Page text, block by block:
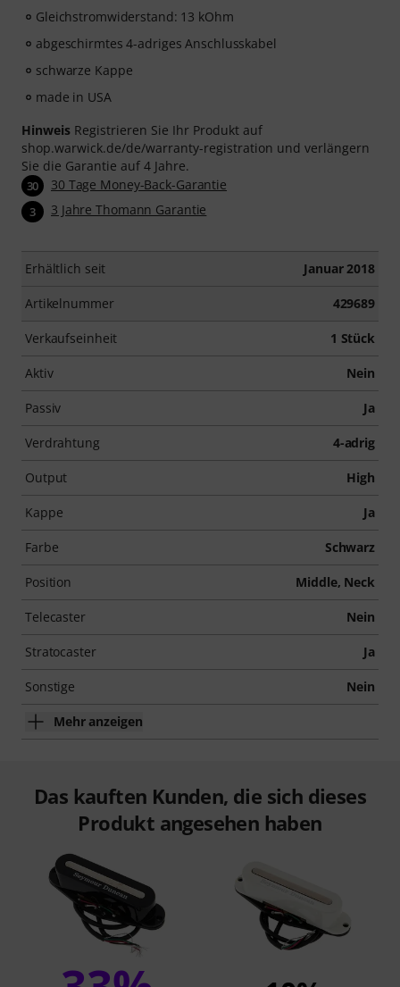
Gleichstromwiderstand: 13 kOhm
abgeschirmtes 4-adriges Anschlusskabel
schwarze Kappe
made in USA
Hinweis Registrieren Sie Ihr Produkt auf
shop.warwick.de/de/warranty-registration und verlängern
Sie die Garantie auf 4 Jahre.
30 30 Tage Money-Back-Garantie
3 3 Jahre Thomann Garantie
Erhältlich seit Januar 2018
Artikelnummer 429689
Verkaufseinheit 1 Stück
Aktiv Nein
Passiv Ja
Verdrahtung 4-adrig
Output High
Kappe Ja
Farbe Schwarz
Position Middle, Neck
Telecaster Nein
Stratocaster Ja
Sonstige Nein
Mehr anzeigen
Das kauften Kunden, die sich dieses
Produkt angesehen haben